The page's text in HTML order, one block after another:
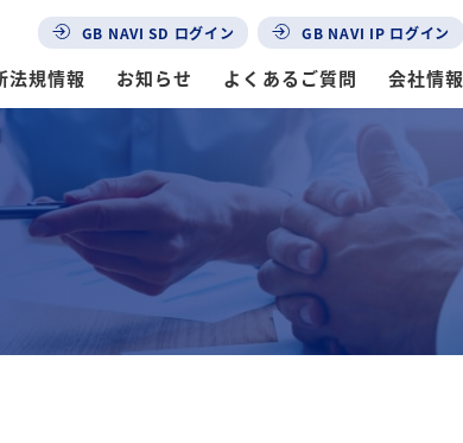
GB NAVI SD ログイン GB NAVI IP ログイン
法規情報 お知らせ よくあるご質問 会社情報